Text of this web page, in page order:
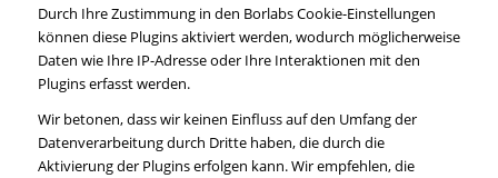
Durch Ihre Zustimmung in den Borlabs Cookie-Einstellungen
können diese Plugins aktiviert werden, wodurch möglicherweise
Daten wie Ihre IP-Adresse oder Ihre Interaktionen mit den
Plugins erfasst werden.
Wir betonen, dass wir keinen Einfluss auf den Umfang der
Datenverarbeitung durch Dritte haben, die durch die
Aktivierung der Plugins erfolgen kann. Wir empfehlen, die